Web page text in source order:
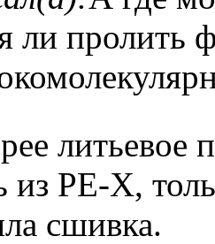
ли пролить
литьевое
PE-X,
сшивка.